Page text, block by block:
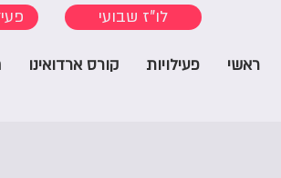
לו"ז שבועי
ראשי פעילויות קורס ארדואינו